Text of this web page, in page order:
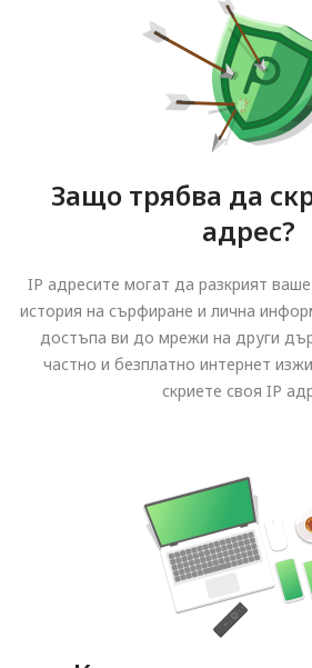
Защо трябва да
адрес?
IP адресите могат да разкрият
история на сърфиране и лична
достъпа ви до мрежи на други
частно и безплатно интернет
скриете своя IP